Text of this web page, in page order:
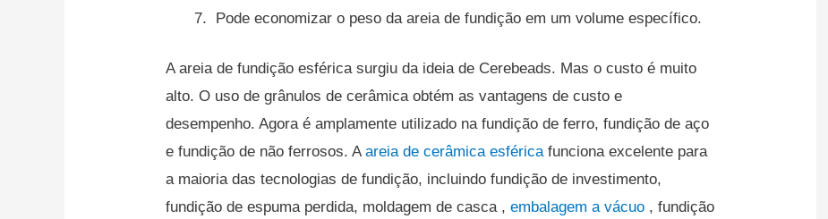
Pode economizar o peso da areia de fundição em um volume específico.
A areia de fundição esférica surgiu da ideia de Cerebeads. Mas o custo é muito
alto.O uso de grânulos de cerâmica obtém as vantagens de custo e
desempenho.Agora é amplamente utilizado na fundição de ferro, fundição de aço
e fundição de não ferrosos.Aareia de cerâmica esféricafunciona excelente para
a maioria das tecnologias de fundição, incluindo fundição de investimento,
fundição de espuma perdida, moldagem de casca ,embalagem a vácuo , fundição